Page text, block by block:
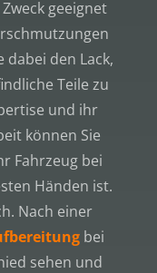
geeignet
den Lack,
Teile zu
und ihr
können Sie
Fahrzeug bei
Händen ist.
Nach einer
bei
sehen und